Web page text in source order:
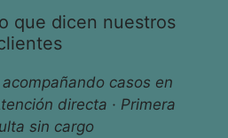
que dicen nuestros
casos en
directa · Primera
sin cargo